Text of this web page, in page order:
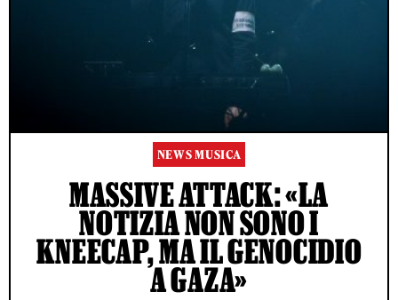
NEWS MUSICA
MASSIVE ATTACK: «LA
NOTIZIA NON SONO I
KNEECAP, MA IL GENOCIDIO
A GAZA»